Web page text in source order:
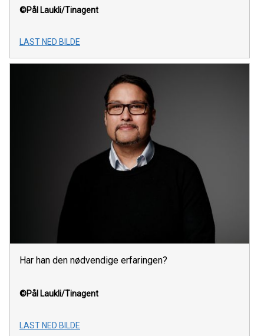
©Pål Laukli/Tinagent
LAST NED BILDE
Har han den nødvendige erfaringen?
©Pål Laukli/Tinagent
LAST NED BILDE